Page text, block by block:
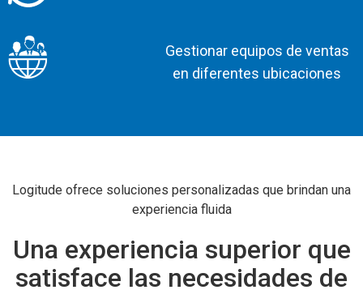
Gestionar equipos de ventas
en diferentes ubicaciones
Logitude ofrece soluciones personalizadas que brindan una
experiencia fluida
Una experiencia superior que
satisface las necesidades de